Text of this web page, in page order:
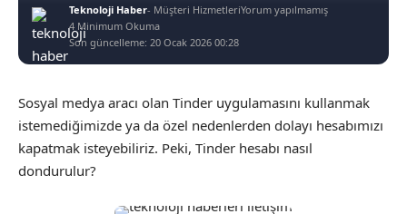
Son güncelleme: 20 Ocak 2026 00:28
Teknoloji Haber- Müşteri HizmetleriYorum yapılmamış
4 Minimum Okuma
Sosyal medya aracı olan Tinder uygulamasını kullanmak
istemediğimizde ya da özel nedenlerden dolayı hesabımızı
kapatmak isteyebiliriz. Peki, Tinder hesabı nasıl
dondurulur?